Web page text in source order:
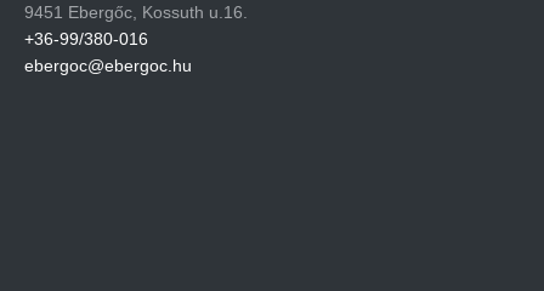
9451 Ebergőc, Kossuth u.16.
+36-99/380-016
ebergoc@ebergoc.hu